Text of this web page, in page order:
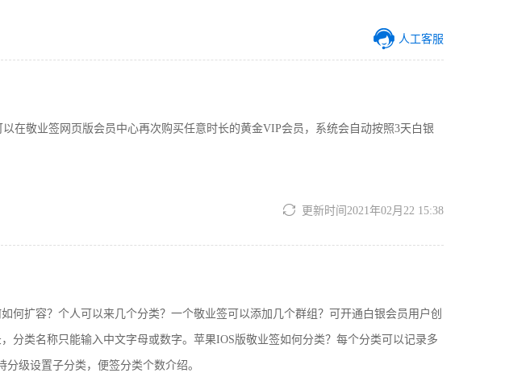
人工客服
在敬业签网页版会员中心再次购买任意时长的黄金VIP会员，系统会自动按照3天白银
更新时间2021年02月22 15:38
何扩容？个人可以来几个分类？一个敬业签可以添加几个群组？可开通白银会员用户创
分类名称只能输入中文字母或数字。苹果IOS版敬业签如何分类？每个分类可以记录多
级设置子分类，便签分类个数介绍。